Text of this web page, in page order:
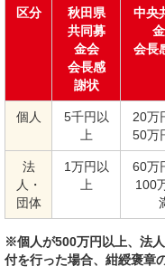
区分
秋田県
共同募
金会
会長感
謝状
中央
会長
個人
5千円以
上
20万
50万
法
人・
団体
1万円以
上
60万
100
※個人が500万円以上、法
付を行った場合、紺綬褒章